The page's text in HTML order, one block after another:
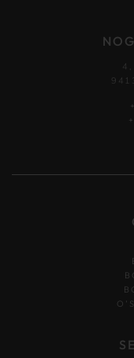
4,